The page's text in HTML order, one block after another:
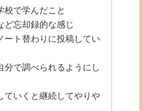
校で学んだこと
ど忘却録的な感じ
ート替わりに投稿してい
分で調べられるようにし
ていくと継続してやりや